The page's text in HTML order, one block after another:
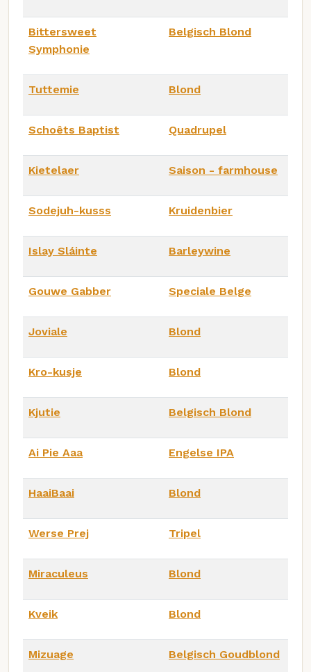
Bittersweet
Symphonie
Belgisch Blond
Tuttemie Blond
Schoêts Baptist Quadrupel
Kietelaer Saison - farmhouse
Sodejuh-kusss Kruidenbier
Islay Sláinte Barleywine
Gouwe Gabber Speciale Belge
Joviale Blond
Kro-kusje Blond
Kjutie Belgisch Blond
Ai Pie Aaa Engelse IPA
HaaiBaai Blond
Werse Prej Tripel
Miraculeus Blond
Kveik Blond
Mizuage Belgisch Goudblond